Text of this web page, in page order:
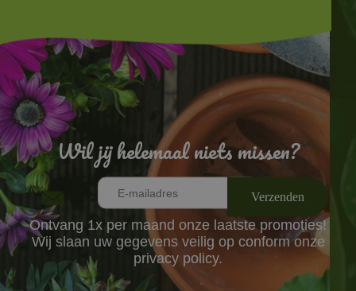
Wil jij helemaal niets missen?
Ontvang 1x per maand onze laatste promoties!
Wij slaan uw gegevens veilig op conform onze
privacy policy.